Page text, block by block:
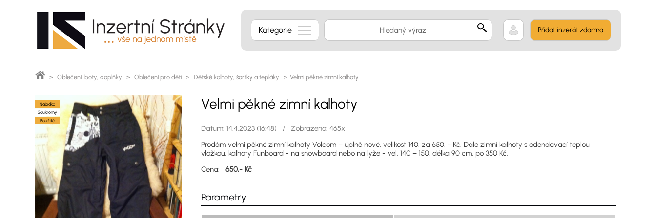
Kategorie Přidat inzerát zdarma
> Oblečení, boty, doplňky > Oblečení pro děti > Dětské kalhoty, šortky a tepláky > Velmi pěkné zimní kalhoty
Nabídka
Soukromý
Použité
Velmi pěkné zimní kalhoty
Datum: 14.4.2023 (16:48) / Zobrazeno: 465x
Prodám velmi pěkné zimní kalhoty Volcom – úplně nové, velikost 140, za 650, - Kč. Dále zimní kalhoty s odendavací teplou
vložkou, kalhoty Funboard - na snowboard nebo na lyže - vel. 140 – 150, délka 90 cm, po 350 Kč.
Cena: 650,- Kč
Parametry